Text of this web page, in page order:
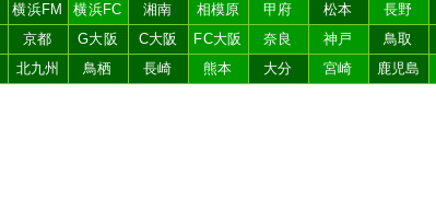
横浜FM 横浜FC 湘南 相模原 甲府 松本 長野
京都 G大阪 C大阪 FC大阪 奈良 神戸 鳥取
北九州 鳥栖 長崎 熊本 大分 宮崎 鹿児島